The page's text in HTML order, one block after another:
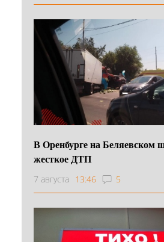
В Оренбурге на Беляевском
жесткое ДТП
7 августа 13:46 5